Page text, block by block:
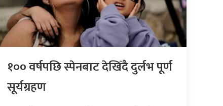
१०० वर्षपछि स्पेनबाट देखिँदै दुर्लभ पूर्ण
सूर्यग्रहण